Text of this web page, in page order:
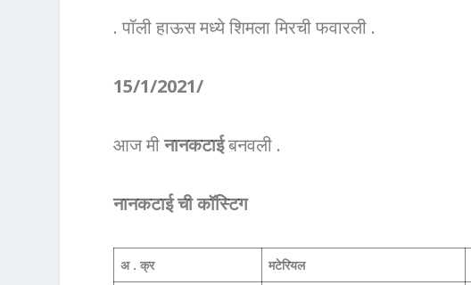
. पॉली हाऊस मध्ये शिमला मिरची फवारली .
15/1/2021/
आज मीनानकटाईबनवली .
नानकटाई ची कॉस्टिग
अ . क्र मटेरियल